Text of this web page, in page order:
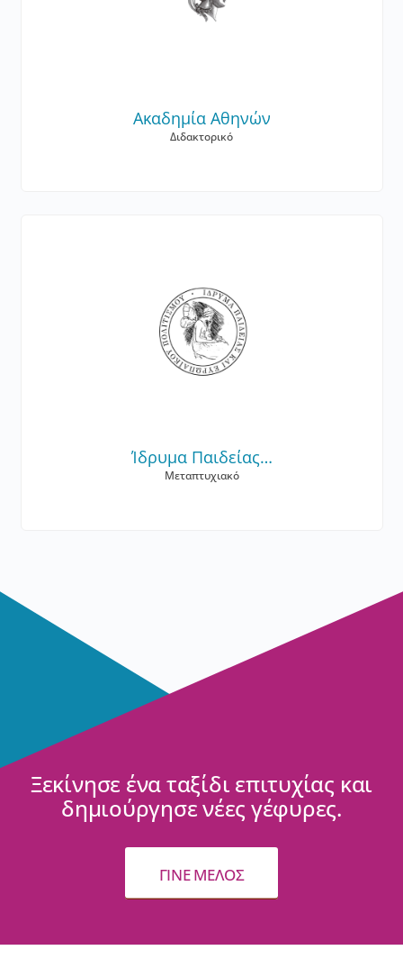
Ακαδημία Αθηνών
Διδακτορικό
Ίδρυμα Παιδείας…
Μεταπτυχιακό
Ξεκίνησε ένα ταξίδι επιτυχίας και
δημιούργησε νέες γέφυρες.
ΓΙΝΕ ΜΕΛΟΣ